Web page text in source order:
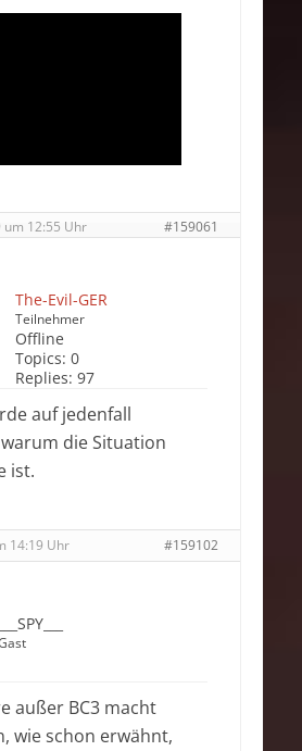
um 12:55 Uhr #159061
The-Evil-GER
Teilnehmer
Offline
Topics: 0
Replies: 97
auf jedenfall
die Situation
ist.
14:19 Uhr #159102
___SPY___
außer BC3 macht
wie schon erwähnt,